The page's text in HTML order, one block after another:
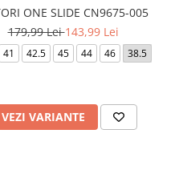
ONE SLIDE CN9675-005
179,99 Lei143,99 Lei
41 42.5 45 44 46 38.5
VEZI VARIANTE